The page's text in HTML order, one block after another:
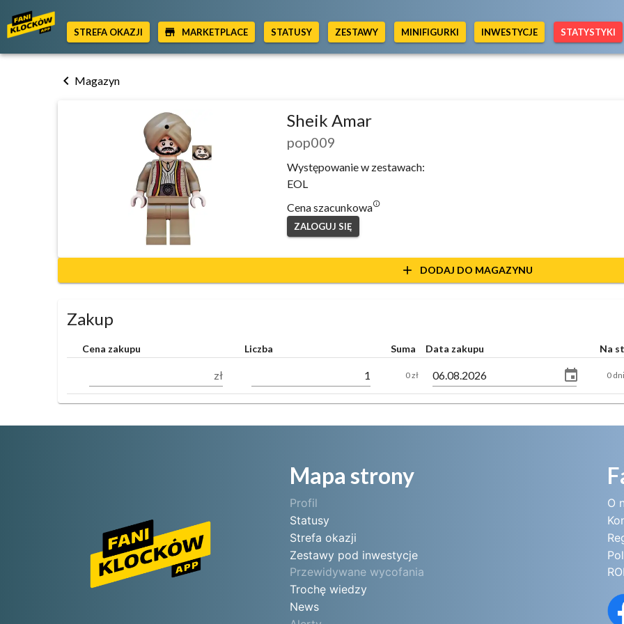
STREFA OKAZJI MARKETPLACE STATUSY ZESTAWY MINIFIGURKI INWESTYCJE STATYSTYKI
chevron_left Magazyn
Sheik Amar
pop009
Występowanie w zestawach:
EOL
Cena szacunkowainfo_outlined
ZALOGUJ SIĘ
add DODAJ DO MAGAZYNU
Zakup
Cena zakupu Liczba Suma Data zakupu Na
zł 0 zł 0 dni
Mapa strony
Profil
Statusy
Strefa okazji
Zestawy pod inwestycje
Przewidywane wycofania
Trochę wiedzy
News
O